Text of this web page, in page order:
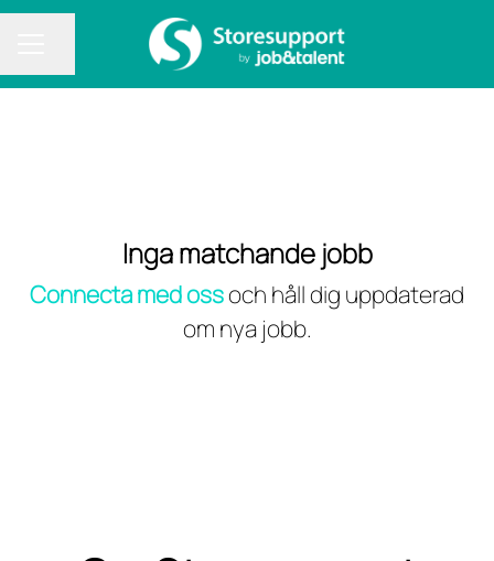
Inga matchande jobb
Connecta med ossoch håll dig uppdaterad
om nya jobb.